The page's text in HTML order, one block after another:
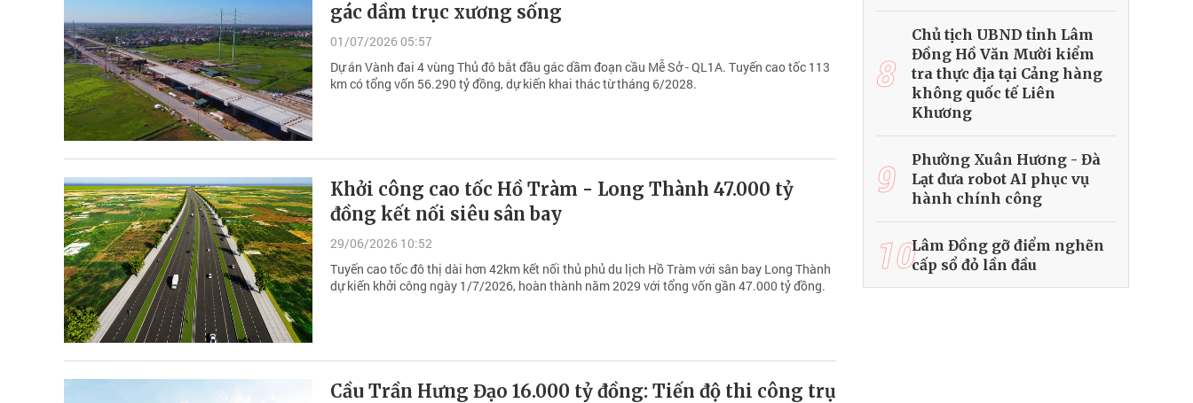
gác dầm trục xương sống
01/07/2026 05:57
Dự án Vành đai 4 vùng Thủ đô bắt đầu gác dầm đoạn cầu Mễ Sở - QL1A. Tuyến cao tốc 113
km có tổng vốn 56.290 tỷ đồng, dự kiến khai thác từ tháng 6/2028.
Khởi công cao tốc Hồ Tràm - Long Thành 47.000 tỷ
đồng kết nối siêu sân bay
29/06/2026 10:52
Tuyến cao tốc đô thị dài hơn 42km kết nối thủ phủ du lịch Hồ Tràm với sân bay Long Thành
dự kiến khởi công ngày 1/7/2026, hoàn thành năm 2029 với tổng vốn gần 47.000 tỷ đồng.
Cầu Trần Hưng Đạo 16.000 tỷ đồng: Tiến độ thi công trụ
8
Chủ tịch UBND tỉnh Lâm
Đồng Hồ Văn Mười kiểm
tra thực địa tại Cảng hàng
không quốc tế Liên
Khương
9
Phường Xuân Hương - Đà
Lạt đưa robot AI phục vụ
hành chính công
10Lâm Đồng gỡ điểm nghẽn
cấp sổ đỏ lần đầu